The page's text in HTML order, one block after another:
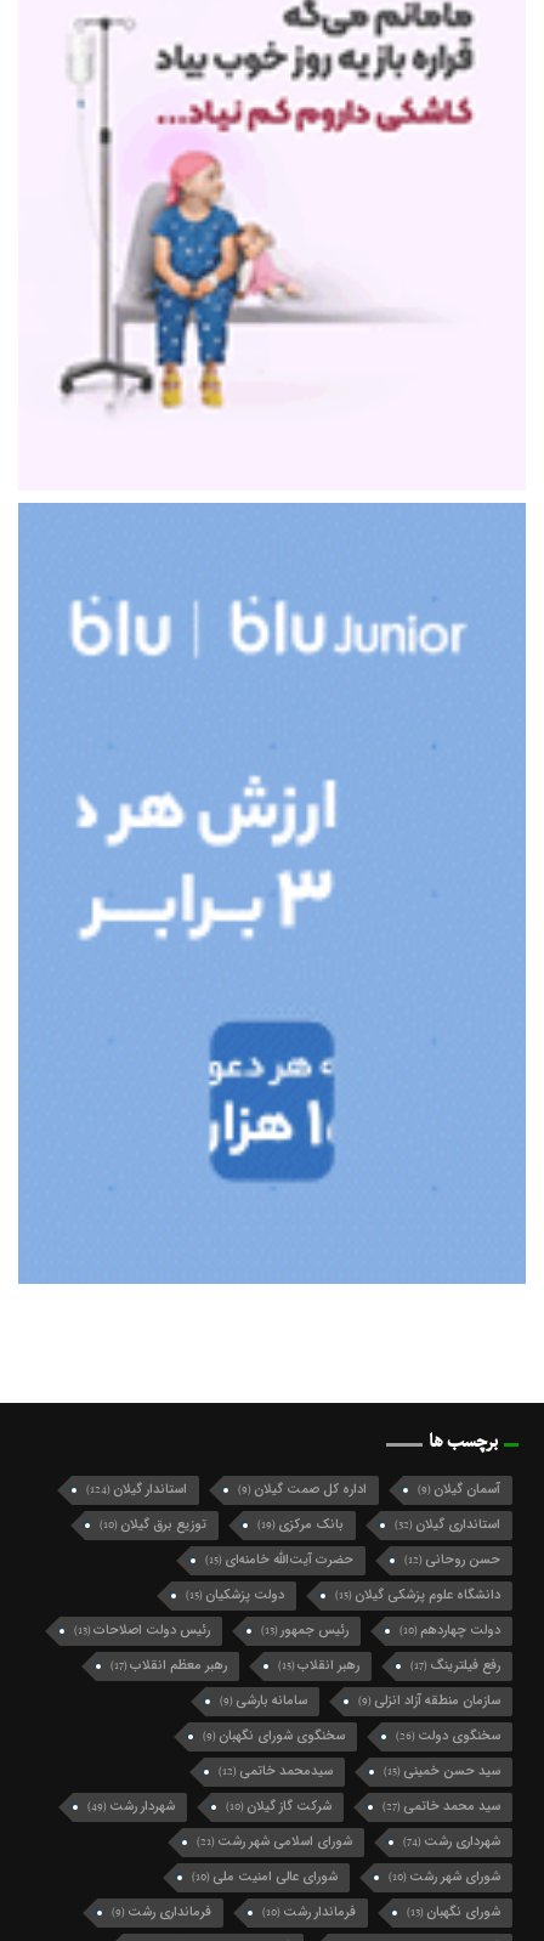
برچسب ها
آسمان گیلان (9) اداره کل صمت گیلان (9) استاندار گیلان (124)
استانداری گیلان (32) بانک مرکزی (19) توزیع برق گیلان (10)
حسن روحانی (12) حضرت آیت‌الله خامنه‌ای (15)
دانشگاه علوم پزشکی گیلان (15) دولت پزشکیان (15)
دولت چهاردهم (10) رئیس جمهور(13) رئیس دولت اصلاحات(13)
رفع فیلترینگ (17) رهبر انقلاب(15) رهبر معظم انقلاب(17)
سازمان منطقه آزاد انزلی (9) سامانه بارشی (9)
سخنگوی دولت (26) سخنگوی شورای نگهبان (9)
سید حسن خمینی (15) سیدمحمد خاتمی (12)
سید محمد خاتمی (27) شرکت گاز گیلان (10) شهردار رشت (49)
شهرداری رشت (74) شورای اسلامی شهر رشت (21)
شورای شهر رشت (10) شورای عالی امنیت ملی (10)
شورای نگهبان (13) فرماندار رشت (10) فرمانداری رشت (9)